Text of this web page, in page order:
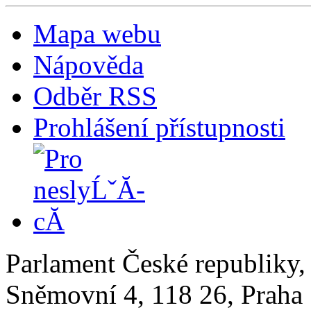
Mapa webu
Nápověda
Odběr RSS
Prohlášení přístupnosti
Parlament České
Sněmovní 4, 118 26,